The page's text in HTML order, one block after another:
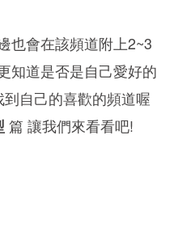
也會在該頻道附上2~3
知道是否是自己愛好的
自己的喜歡的頻道喔
篇 讓我們來看看吧!